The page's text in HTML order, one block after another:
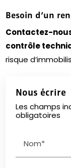
Besoin d’un
Contactez-
contrôle
risque
Nous écrire
Les champs
obligatoires
Nom*